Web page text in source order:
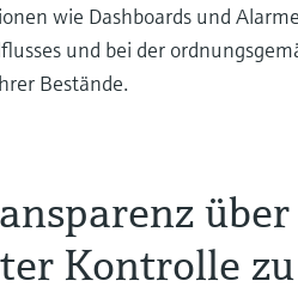
wie Dashboards und
und bei der
Bestände.
Kontrolle